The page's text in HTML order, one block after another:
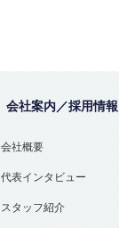
会社案内／採用情報
会社概要
代表インタビュー
スタッフ紹介